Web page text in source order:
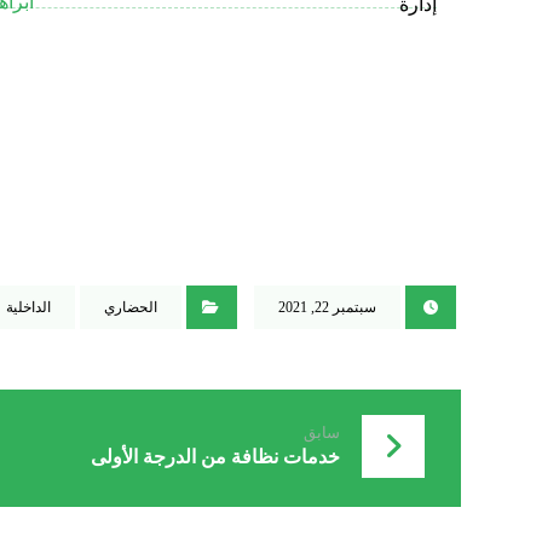
إدارة
سبتمبر 22, 2021 الحضاري الداخلية
سابق
خدمات نظافة من الدرجة الأولى